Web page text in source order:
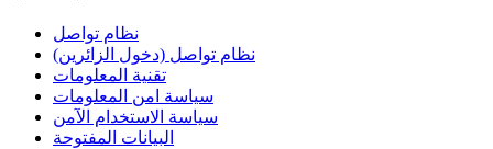
نظام تواصل
نظام تواصل (دخول الزائرين)
تقنية المعلومات
سياسة امن المعلومات
سياسة الاستخدام الآمن
البيانات المفتوحة